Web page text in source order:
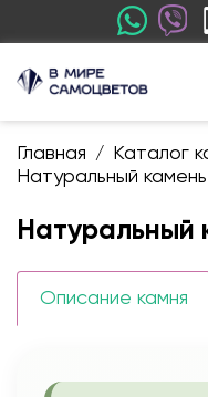
Главная / Каталог
Натуральный
Натуральный
Описание камня